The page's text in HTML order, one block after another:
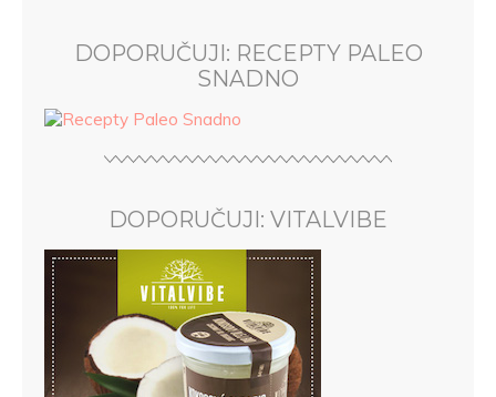
DOPORUČUJI: RECEPTY PALEO
SNADNO
DOPORUČUJI: VITALVIBE